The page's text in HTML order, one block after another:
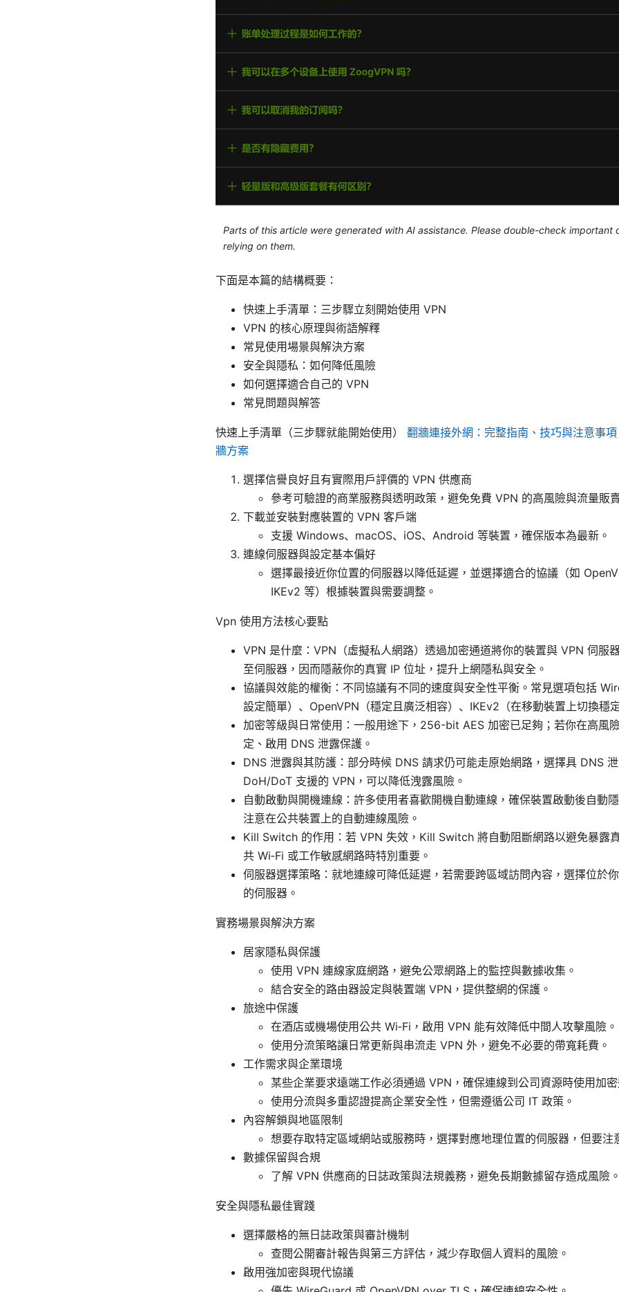
Parts of this article were generated with AI assistance. Please double-check important
relying on them.
下面是本篇的結構概要：
快速上手清單：三步驟立刻開始使用 VPN
VPN 的核心原理與術語解釋
常見使用場景與解決方案
安全與隱私：如何降低風險
如何選擇適合自己的 VPN
常見問題與解答
快速上手清單（三步驟就能開始使用） 翻牆連接外網：完整指南、技巧與注意事
牆方案
選擇信譽良好且有實際用戶評價的 VPN 供應商
參考可驗證的商業服務與透明政策，避免免費 VPN 的高風險與流量販
下載並安裝對應裝置的 VPN 客戶端
支援 Windows、macOS、iOS、Android 等裝置，確保版本為最新。
連線伺服器與設定基本偏好
選擇最接近你位置的伺服器以降低延遲，並選擇適合的協議（如
IKEv2 等）根據裝置與需要調整。
Vpn 使用方法核心要點
VPN 是什麼：VPN（虛擬私人網路）透過加密通道將你的裝置與 VPN 伺服
至伺服器，因而隱蔽你的真實 IP 位址，提升上網隱私與安全。
協議與效能的權衡：不同協議有不同的速度與安全性平衡。常見選項包括
設定簡單）、OpenVPN（穩定且廣泛相容）、IKEv2（在移動裝置上切換穩定
加密等級與日常使用：一般用途下，256-bit AES 加密已足夠；若你在高風
定、啟用 DNS 泄露保護。
DNS 泄露與其防護：部分時候 DNS 請求仍可能走原始網路，選擇具 DNS
DoH/DoT 支援的 VPN，可以降低洩露風險。
自動啟動與開機連線：許多使用者喜歡開機自動連線，確保裝置啟動後自動
注意在公共裝置上的自動連線風險。
Kill Switch 的作用：若 VPN 失效，Kill Switch 將自動阻斷網路以避免暴露
共 Wi‑Fi 或工作敏感網路時特別重要。
伺服器選擇策略：就地連線可降低延遲，若需要跨區域訪問內容，選擇位於
的伺服器。
實務場景與解決方案
居家隱私與保護
使用 VPN 連線家庭網路，避免公眾網路上的監控與數據收集。
結合安全的路由器設定與裝置端 VPN，提供整網的保護。
旅途中保護
在酒店或機場使用公共 Wi‑Fi，啟用 VPN 能有效降低中間人攻擊風險。
使用分流策略讓日常更新與串流走 VPN 外，避免不必要的帶寬耗費。
工作需求與企業環境
某些企業要求遠端工作必須通過 VPN，確保連線到公司資源時使用加密
使用分流與多重認證提高企業安全性，但需遵循公司 IT 政策。
內容解鎖與地區限制
想要存取特定區域網站或服務時，選擇對應地理位置的伺服器，但要注
數據保留與合規
了解 VPN 供應商的日誌政策與法規義務，避免長期數據留存造成風險。
安全與隱私最佳實踐
選擇嚴格的無日誌政策與審計機制
查閱公開審計報告與第三方評估，減少存取個人資料的風險。
啟用強加密與現代協議